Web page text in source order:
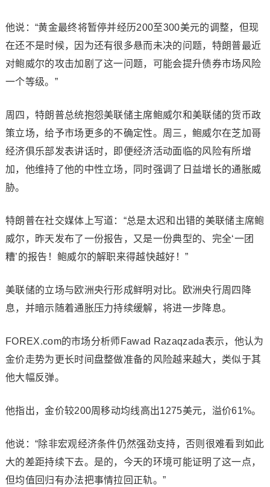
他说：“黄金最终将暂停并经历200至300美元的调整，但现
在还不是时候，因为还有很多悬而未决的问题，特朗普最近
对鲍威尔的攻击加剧了这一问题，可能会提升债券市场风险
一个等级。”
周四，特朗普总统抱怨美联储主席鲍威尔和美联储的货币政
策立场，给予市场更多的不确定性。周三，鲍威尔在芝加哥
经济俱乐部发表讲话时，即便经济活动面临的风险有所增
加，他维持了他的中性立场，同时强调了日益增长的通胀威
胁。
特朗普在社交媒体上写道：“总是太迟和出错的美联储主席鲍
威尔，昨天发布了一份报告，又是一份典型的、完全‘一团
糟’的报告！鲍威尔的解职来得越快越好！”
美联储的立场与欧洲央行形成鲜明对比。欧洲央行周四降
息，并暗示随着通胀压力持续缓解，将进一步降息。
FOREX.com的市场分析师Fawad Razaqzada表示，他认为
金价走势为更长时间盘整做准备的风险越来越大，类似于其
他大幅反弹。
他指出，金价较200周移动均线高出1275美元，溢价61%。
他说：“除非宏观经济条件仍然强劲支持，否则很难看到如此
大的差距持续下去。是的，今天的环境可能证明了这一点，
但均值回归有办法把事情拉回正轨。”